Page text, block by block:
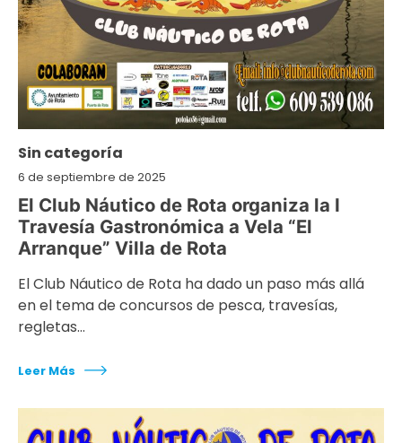
Sin categoría
6 de septiembre de 2025
El Club Náutico de Rota organiza la I
Travesía Gastronómica a Vela “El
Arranque” Villa de Rota
El Club Náutico de Rota ha dado un paso más allá
en el tema de concursos de pesca, travesías,
regletas…
Leer Más